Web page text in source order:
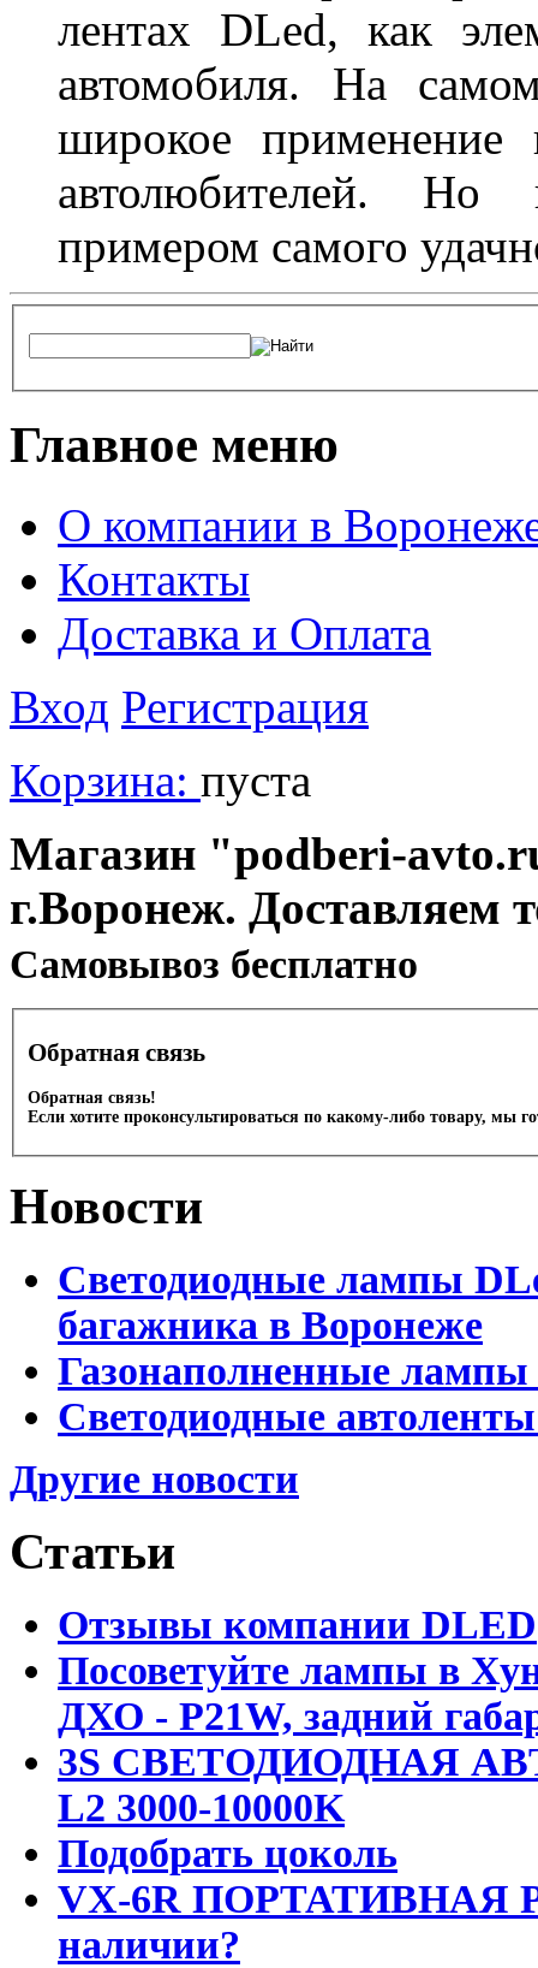
лентах DLed, как
автомобиля. На
широкое
автолюбителей. Но
примером самого
Главное меню
О компании в
Контакты
Доставка и Оплата
Вход Регистрация
Корзина: пуста
Магазин "podberi-
г.Воронеж. Доставляем
Cамовывоз бесплатно
Обратная связь
Обратная связь!
Если хотите проконсультироваться по какому-либо товару, мы
Новости
Светодиодные лампы
багажника в Воронеже
Газонаполненные
Светодиодные
Другие новости
Статьи
Отзывы компании DLED
Посоветуйте лампы в
ДХО - P21W, задний
3S СВЕТОДИОДНАЯ
L2 3000-10000K
Подобрать цоколь
VX-6R ПОРТАТИВНАЯ
наличии?